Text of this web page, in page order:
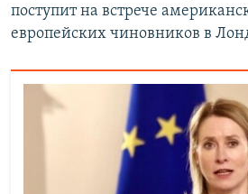
поступит на встрече
европейских чиновников в